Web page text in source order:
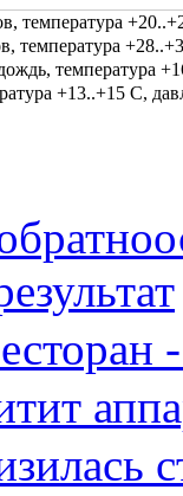
температура
температура
температура
+13..+15 С,